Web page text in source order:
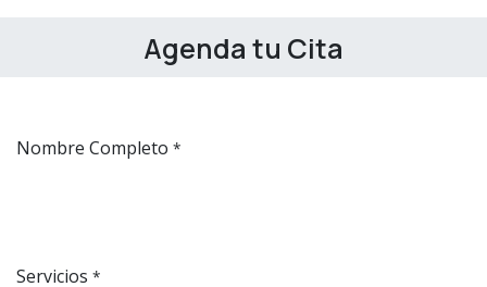
Agenda tu Cita
Nombre Completo *
Servicios *